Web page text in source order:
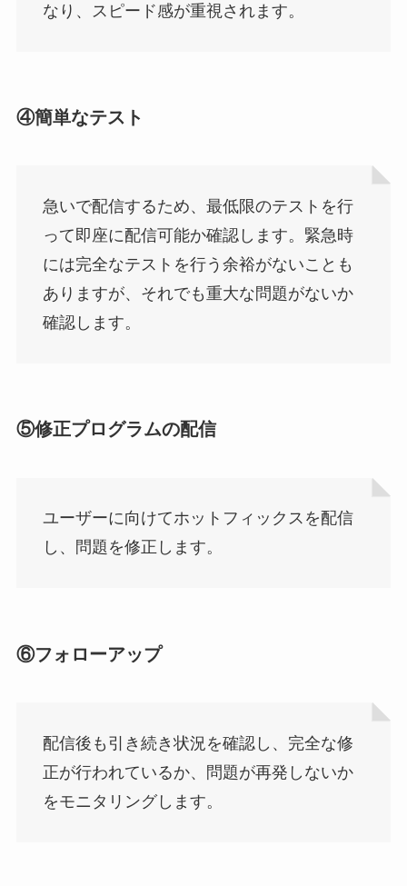
なり、スピード感が重視されます。
④簡単なテスト
急いで配信するため、最低限のテストを行
って即座に配信可能か確認します。緊急時
には完全なテストを行う余裕がないことも
ありますが、それでも重大な問題がないか
確認します。
⑤修正プログラムの配信
ユーザーに向けてホットフィックスを配信
し、問題を修正します。
⑥フォローアップ
配信後も引き続き状況を確認し、完全な修
正が行われているか、問題が再発しないか
をモニタリングします。